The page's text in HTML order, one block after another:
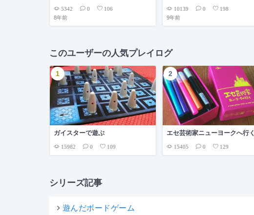
5342 0 106
8年前
10139 0 198
9年前
このユーザーの人気プレイログ
ガイスターで遊ぶ
15982 0 109
エセ芸術家ニューヨークへ行く
15405 0 129
シリーズ記事
遊んだボードゲーム